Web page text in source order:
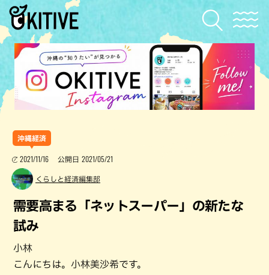
沖縄経済
2021/11/16 公開日 2021/05/21
くらしと経済編集部
需要高まる「ネットスーパー」の新たな
試み
小林
こんにちは。小林美沙希です。